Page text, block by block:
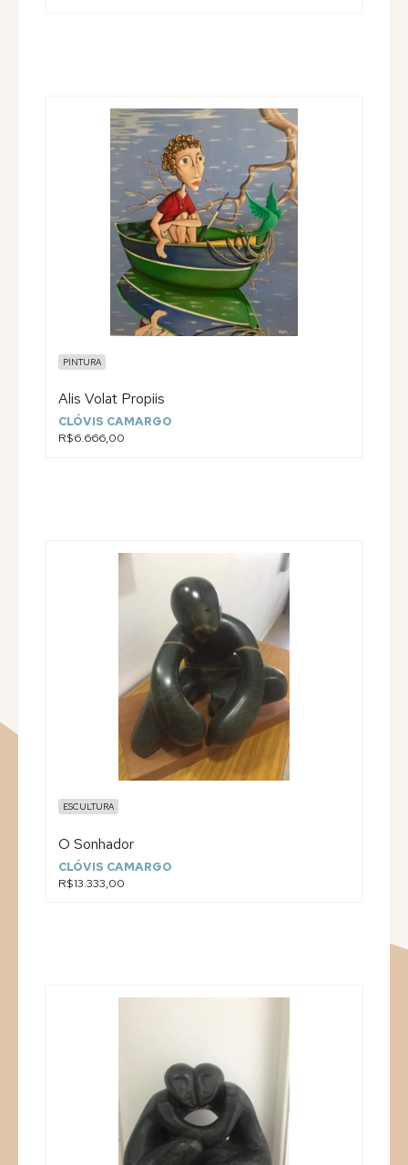
PINTURA
Alis Volat Propiis
CLÓVIS CAMARGO
R$6.666,00
ESCULTURA
O Sonhador
CLÓVIS CAMARGO
R$13.333,00